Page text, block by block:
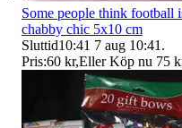
Some people think football
chabby chic 5x10 cm
Sluttid10:41 7 aug 10:41 .
Pris:60 kr,Eller Köp nu 75